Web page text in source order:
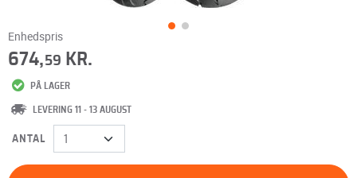
Enhedspris
674,59 KR.
PÅ LAGER
LEVERING 11 - 13 AUGUST
ANTAL